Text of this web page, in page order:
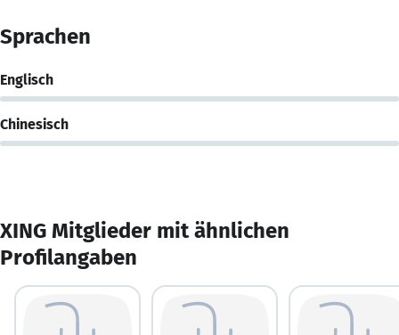
Sprachen
Englisch
Chinesisch
XING Mitglieder mit ähnlichen
Profilangaben